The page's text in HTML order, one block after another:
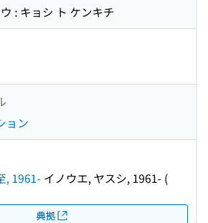
: キョシ ト ケンキチ
ョン
, 1961- イノウエ, ヤスシ, 1961- (
典拠